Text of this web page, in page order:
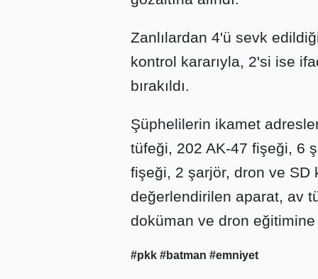
Zanlılardan 4'ü sevk
kontrol kararıyla, 2'si ise
bırakıldı.
Şüphelilerin ikamet
tüfeği, 202 AK-47 fişeği, 6
fişeği, 2 şarjör, dron ve SD
değerlendirilen aparat, av
doküman ve dron
#pkk #batman #emniyet